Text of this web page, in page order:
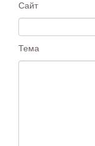
Сайт
Тема